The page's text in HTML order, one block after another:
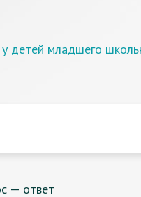
детей младшего
— ответ